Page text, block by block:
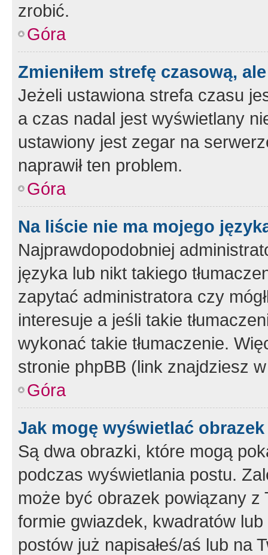
zrobić.
Góra
Zmieniłem strefę czasową,
Jeżeli ustawiona strefa czasu
a czas nadal jest wyświetlany
ustawiony jest zegar na
naprawił ten problem.
Góra
Na liście nie ma mojego
Najprawdopodobniej
języka lub nikt takiego
zapytać administratora czy
interesuje a jeśli takie
wykonać takie tłumaczenie.
stronie phpBB (link znajdziesz
Góra
Jak mogę wyświetlać
Są dwa obrazki, które mogą
podczas wyświetlania postu.
może być obrazek powiązany z
formie gwiazdek, kwadratów
postów już napisałeś/aś lub na